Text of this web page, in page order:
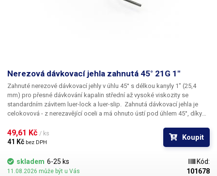
Nerezová dávkovací jehla zahnutá 45° 21G 1"
Zahnuté nerezové dávkovací jehly v úhlu 45° s délkou kanyly 1" (25,4
mm) pro přesné dávkování kapalin střední až vysoké viskozity se
standardním závitem luer-lock a luer-slip. Zahnutá dávkovací jehla je
celokovová - z nerezavějící oceli a má ohnuto ústí pod úhlem 45°, díky
nerezové jehly je vyrobena z ušlechtilé rafinované oceli a při její výrobě je
kladen důraz na kvalitu povrchu a přesné dodržení vnitřních průměrů.
49,61 Kč / ks
41 Kč bez DPH
Koupit
skladem 6-25 ks
11.08.2026 může být u Vás
Kód:
101678